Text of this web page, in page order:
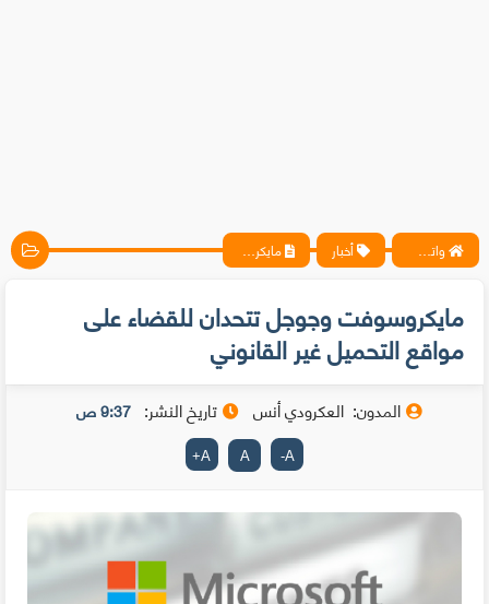
واتس آب ، فيسبوك ، أنترنت ، شروحات تقنية حصرية - المحترف أخبار مايكروسوفت وجوجل تتحدان للقضاء على مواقع التحميل غير القانوني
مايكروسوفت وجوجل تتحدان للقضاء على
مواقع التحميل غير القانوني
المدون: العكرودي أنس تاريخ النشر: 9:37 ص
A
-
A
A
+